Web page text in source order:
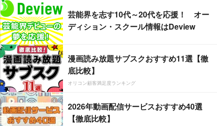
芸能界を志す10代～20代を応援！ オー
ディション・スクール情報はDeview
漫画読み放題サブスクおすすめ11選【徹
底比較】
オリコン顧客満足度ランキング
2026年動画配信サービスおすすめ40選
【徹底比較】